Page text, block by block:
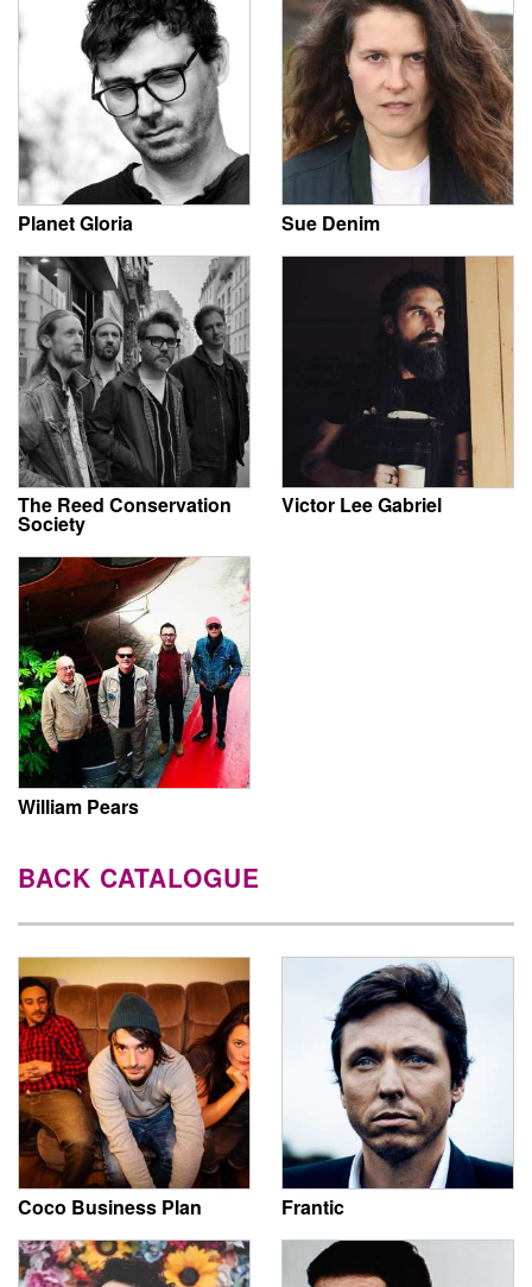
Planet Gloria Sue Denim
The Reed Conservation
Society
Victor Lee Gabriel
William Pears
BACK CATALOGUE
Coco Business Plan Frantic